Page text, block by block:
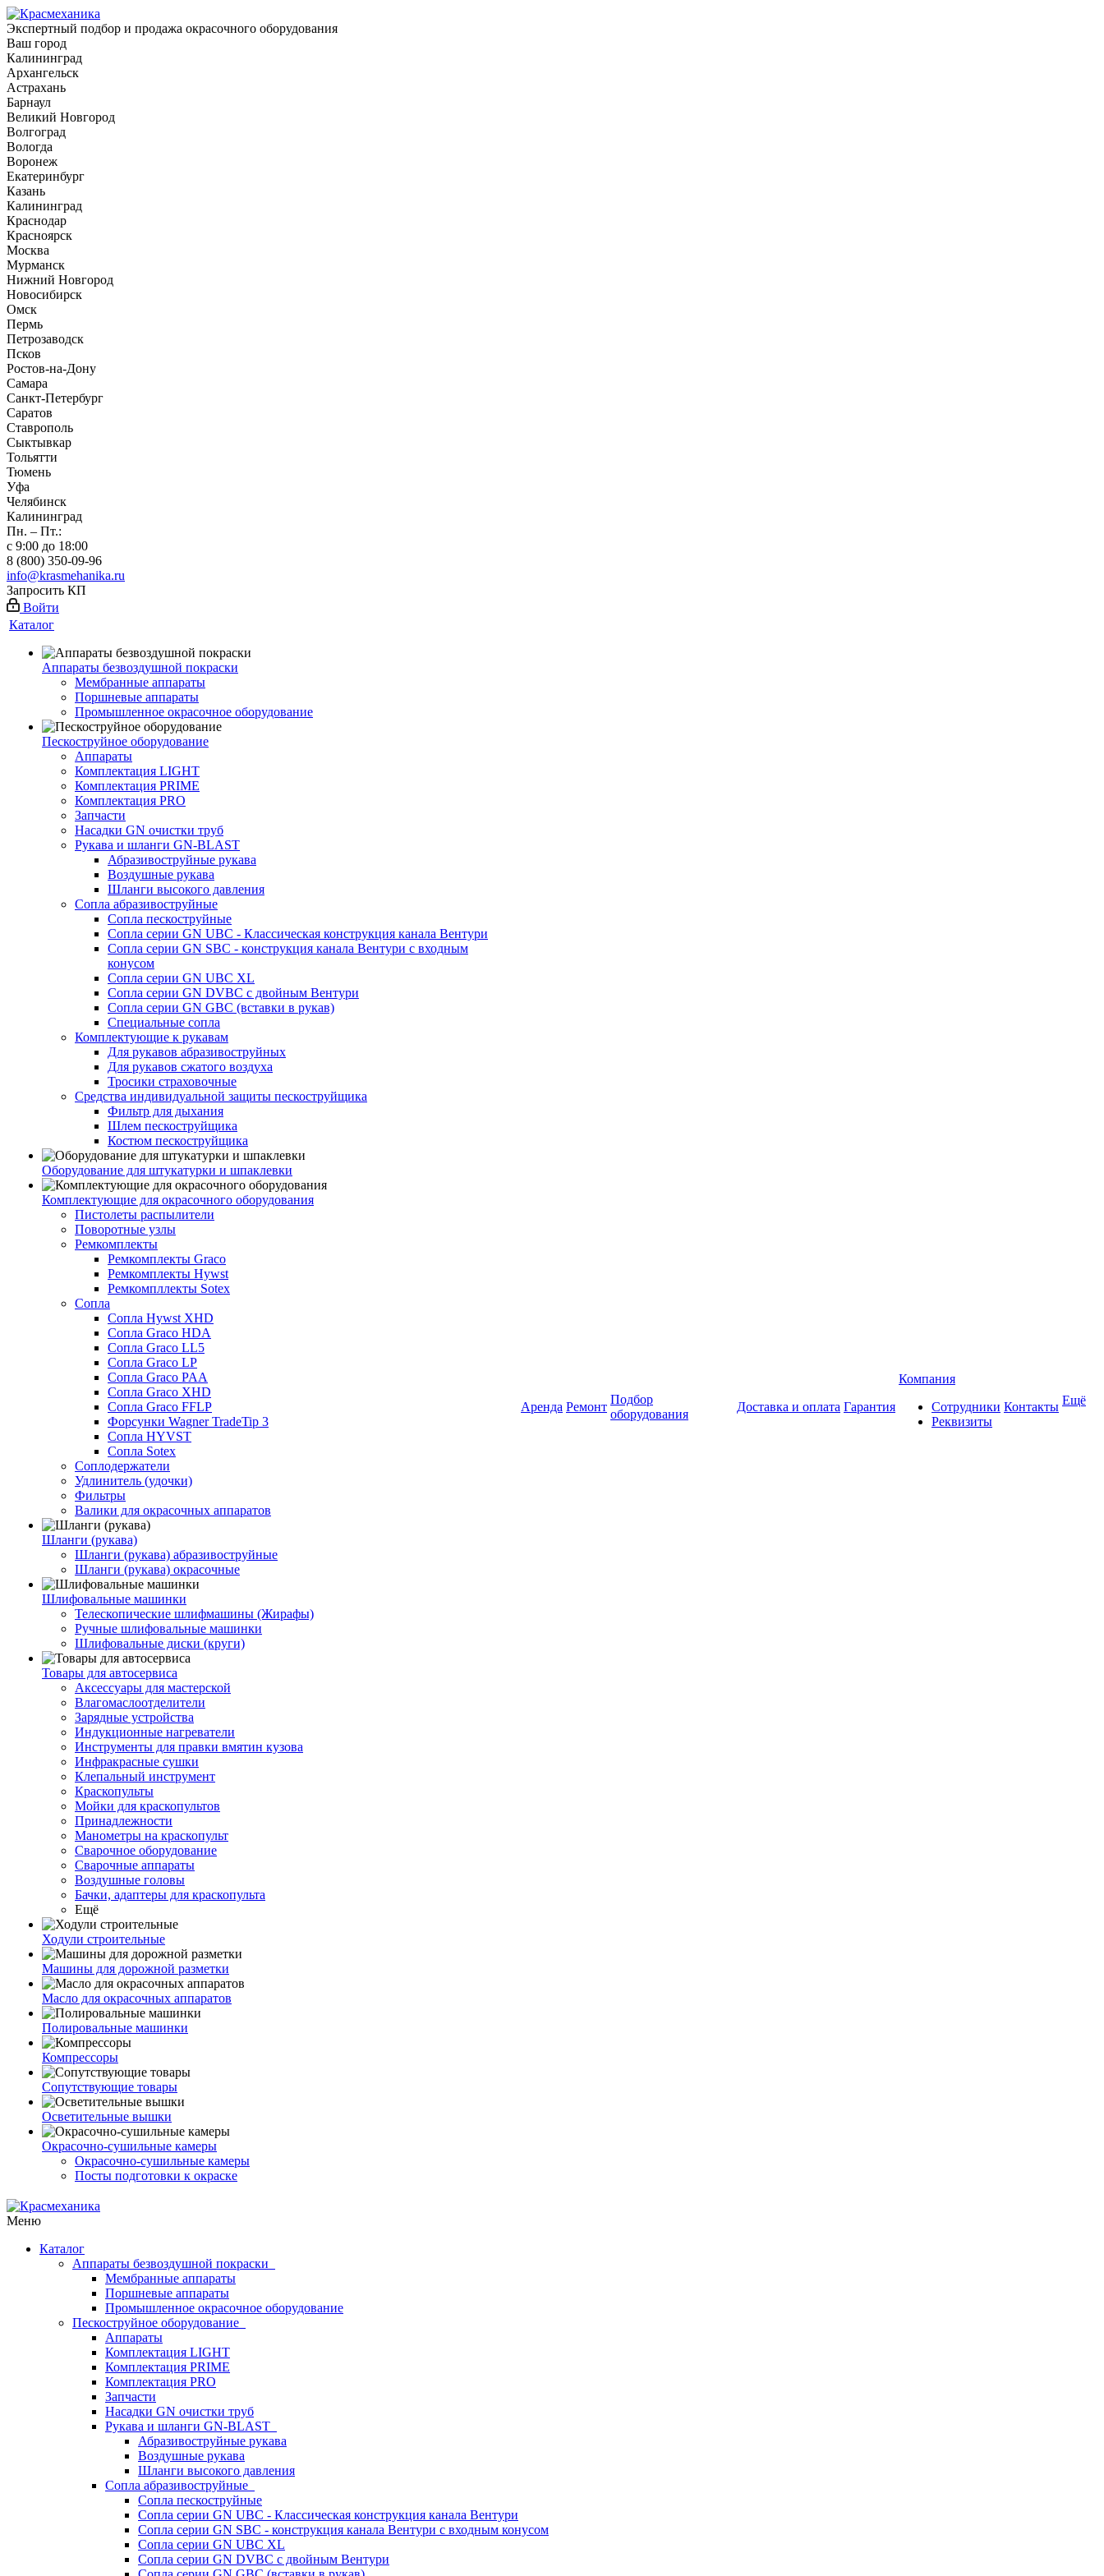
Экспертный подбор и продажа окрасочного оборудования
Ваш город
Калининград
Архангельск
Астрахань
Барнаул
Великий Новгород
Волгоград
Вологда
Воронеж
Екатеринбург
Казань
Калининград
Краснодар
Красноярск
Москва
Мурманск
Нижний Новгород
Новосибирск
Омск
Пермь
Петрозаводск
Псков
Ростов-на-Дону
Самара
Санкт-Петербург
Саратов
Ставрополь
Сыктывкар
Тольятти
Тюмень
Уфа
Челябинск
Калининград
Пн. – Пт.:
с 9:00 до 18:00
8 (800) 350-09-96
info@krasmehanika.ru
Запросить КП
Войти
Каталог
Аппараты безвоздушной покраски
Мембранные аппараты
Поршневые аппараты
Промышленное окрасочное оборудование
Пескоструйное оборудование
Аппараты
Комплектация LIGHT
Комплектация PRIME
Комплектация PRO
Запчасти
Насадки GN очистки труб
Рукава и шланги GN-BLAST
Абразивоструйные рукава
Воздушные рукава
Шланги высокого давления
Сопла абразивоструйные
Сопла пескоструйные
Сопла серии GN UBC - Классическая конструкция канала Вентури
Сопла серии GN SBC - конструкция канала Вентури c входным
конусом
Сопла серии GN UBC XL
Сопла серии GN DVBC с двойным Вентури
Сопла серии GN GBC (вставки в рукав)
Специальные сопла
Комплектующие к рукавам
Для рукавов абразивоструйных
Для рукавов сжатого воздуха
Тросики страховочные
Средства индивидуальной защиты пескоструйщика
Фильтр для дыхания
Шлем пескоструйщика
Костюм пескоструйщика
Оборудование для штукатурки и шпаклевки
Комплектующие для окрасочного оборудования
Пистолеты распылители
Поворотные узлы
Ремкомплекты
Ремкомплекты Graco
Ремкомплекты Hywst
Ремкомпллекты Sotex
Сопла
Сопла Hywst XHD
Сопла Graco HDA
Сопла Graco LL5
Сопла Graco LP
Сопла Graco PAA
Сопла Graco XHD
Сопла Graco FFLP
Форсунки Wagner TradeTip 3
Сопла HYVST
Сопла Sotex
Соплодержатели
Удлинитель (удочки)
Фильтры
Валики для окрасочных аппаратов
Шланги (рукава)
Шланги (рукава) абразивоструйные
Шланги (рукава) окрасочные
Шлифовальные машинки
Телескопические шлифмашины (Жирафы)
Ручные шлифовальные машинки
Шлифовальные диски (круги)
Товары для автосервиса
Аксессуары для мастерской
Влагомаслоотделители
Зарядные устройства
Индукционные нагреватели
Инструменты для правки вмятин кузова
Инфракрасные сушки
Клепальный инструмент
Краскопульты
Мойки для краскопультов
Принадлежности
Манометры на краскопульт
Сварочное оборудование
Сварочные аппараты
Воздушные головы
Бачки, адаптеры для краскопульта
Ещё
Ходули строительные
Машины для дорожной разметки
Масло для окрасочных аппаратов
Полировальные машинки
Компрессоры
Сопутствующие товары
Осветительные вышки
Окрасочно-сушильные камеры
Окрасочно-сушильные камеры
Посты подготовки к окраске
Аренда Ремонт
Подбор
оборудования
Доставка и оплата Гарантия
Компания
Сотрудники
Реквизиты
Контакты Ещё
Меню
Каталог
Аппараты безвоздушной покраски
Мембранные аппараты
Поршневые аппараты
Промышленное окрасочное оборудование
Пескоструйное оборудование
Аппараты
Комплектация LIGHT
Комплектация PRIME
Комплектация PRO
Запчасти
Насадки GN очистки труб
Рукава и шланги GN-BLAST
Абразивоструйные рукава
Воздушные рукава
Шланги высокого давления
Сопла абразивоструйные
Сопла пескоструйные
Сопла серии GN UBC - Классическая конструкция канала Вентури
Сопла серии GN SBC - конструкция канала Вентури c входным конусом
Сопла серии GN UBC XL
Сопла серии GN DVBC с двойным Вентури